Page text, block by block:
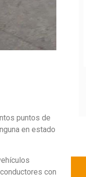
puntos de
en estado
con